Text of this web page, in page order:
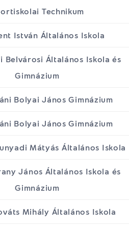
Technikum
István Általános Iskola
Belvárosi Általános Iskola és
Gimnázium
Bolyai János Gimnázium
Bolyai János Gimnázium
Mátyás Általános Iskola
János Általános Iskola és
Gimnázium
Mihály Általános Iskola